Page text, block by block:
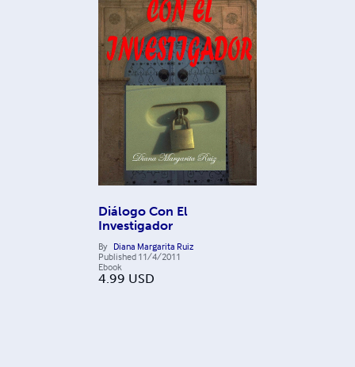
Diálogo Con El
Investigador
By Diana Margarita Ruiz
Published 11/4/2011
Ebook
4.99 USD